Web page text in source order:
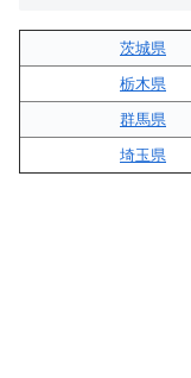
茨城県
栃木県
群馬県
埼玉県